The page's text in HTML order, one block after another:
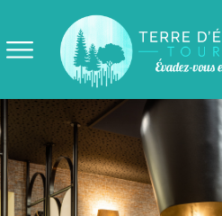
Panneau de gestion des cookies